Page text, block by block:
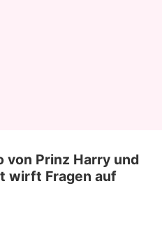
von Prinz Harry und
wirft Fragen auf